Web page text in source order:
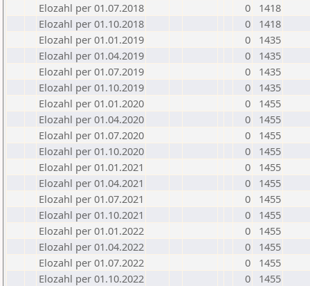
Elozahl per 01.07.2018
0
1418
Elozahl per 01.10.2018
0
1418
Elozahl per 01.01.2019
0
1435
Elozahl per 01.04.2019
0
1435
Elozahl per 01.07.2019
0
1435
Elozahl per 01.10.2019
0
1435
Elozahl per 01.01.2020
0
1455
Elozahl per 01.04.2020
0
1455
Elozahl per 01.07.2020
0
1455
Elozahl per 01.10.2020
0
1455
Elozahl per 01.01.2021
0
1455
Elozahl per 01.04.2021
0
1455
Elozahl per 01.07.2021
0
1455
Elozahl per 01.10.2021
0
1455
Elozahl per 01.01.2022
0
1455
Elozahl per 01.04.2022
0
1455
Elozahl per 01.07.2022
0
1455
Elozahl per 01.10.2022
0
1455